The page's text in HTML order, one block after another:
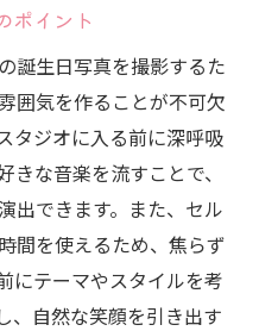
ポイント
誕生日写真を撮影するた
囲気を作ることが不可欠
タジオに入る前に深呼吸
な音楽を流すことで、
出できます。また、セル
間を使えるため、焦らず
にテーマやスタイルを考
、自然な笑顔を引き出す